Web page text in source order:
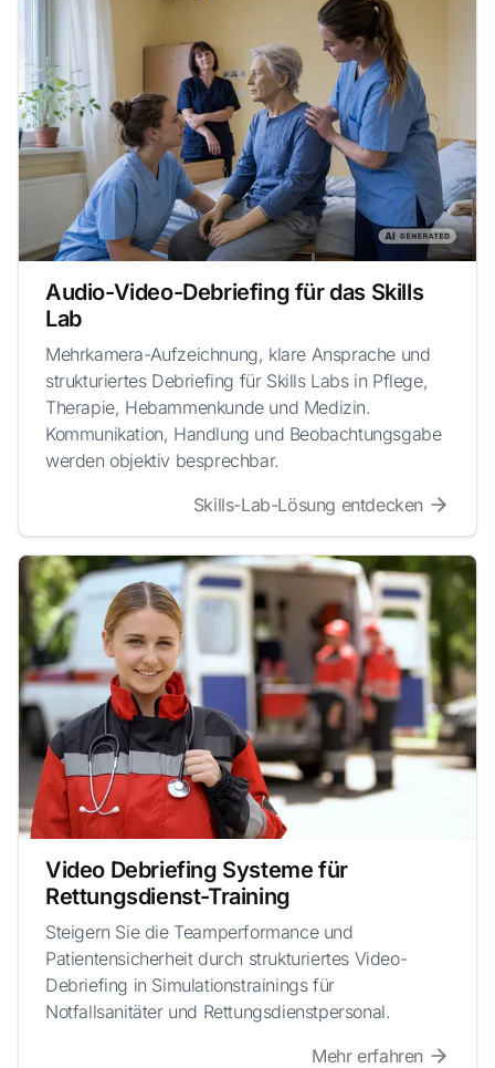
Audio-Video-Debriefing für das Skills
Lab
Mehrkamera-Aufzeichnung, klare Ansprache und
strukturiertes Debriefing für Skills Labs in Pflege,
Therapie, Hebammenkunde und Medizin.
Kommunikation, Handlung und Beobachtungsgabe
werden objektiv besprechbar.
Skills-Lab-Lösung entdecken
Video Debriefing Systeme für
Rettungsdienst-Training
Steigern Sie die Teamperformance und
Patientensicherheit durch strukturiertes Video-
Debriefing in Simulationstrainings für
Notfallsanitäter und Rettungsdienstpersonal.
Mehr erfahren